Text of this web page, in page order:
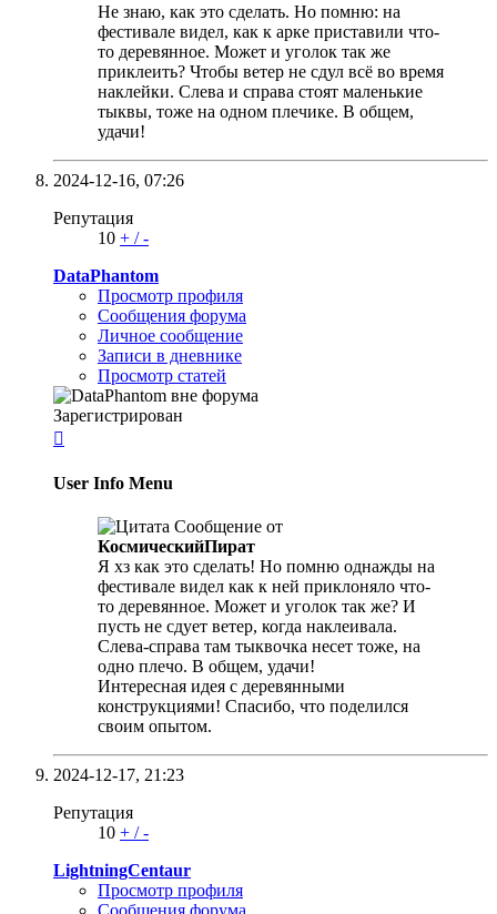
Не знаю, как это сделать. Но помню: на
фестивале видел, как к арке приставили что-
то деревянное. Может и уголок так же
приклеить? Чтобы ветер не сдул всё во время
наклейки. Слева и справа стоят маленькие
тыквы, тоже на одном плечике. В общем,
удачи!
2024-12-16, 07:26
Репутация
10 + /-
DataPhantom
Просмотр профиля
Сообщения форума
Личное сообщение
Записи в дневнике
Просмотр статей
Зарегистрирован

User Info Menu
Сообщение от
КосмическийПират
Я хз как это сделать! Но помню однажды на
фестивале видел как к ней приклоняло что-
то деревянное. Может и уголок так же? И
пусть не сдует ветер, когда наклеивала.
Слева-справа там тыквочка несет тоже, на
одно плечо. В общем, удачи!
Интересная идея с деревянными
конструкциями! Спасибо, что поделился
своим опытом.
2024-12-17, 21:23
Репутация
10 + /-
LightningCentaur
Просмотр профиля